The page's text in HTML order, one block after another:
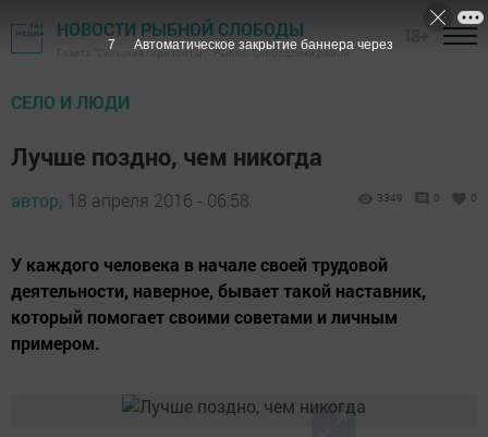
НОВОСТИ РЫБНОЙ СЛОБОДЫ
Газета "Сельские горизонты" - Рыбно-Слободский район
CЕЛО И ЛЮДИ
Лучше поздно, чем никогда
автор, 18 апреля 2016 - 06:58 3349 0 0
У каждого человека в начале своей трудовой
деятельности, наверное, бывает такой наставник,
который помогает своими советами и личным
примером.
6 Автоматическое закрытие баннера через